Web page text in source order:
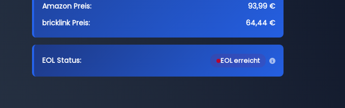
Amazon Preis:
93,99 €
bricklink Preis:
64,44 €
EOL Status: EOL erreicht